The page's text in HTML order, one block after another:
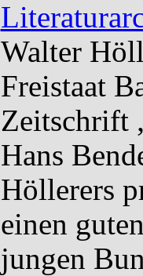
Walter
Freistaat
Zeitschrift
Hans
Höllerers
einen
jungen